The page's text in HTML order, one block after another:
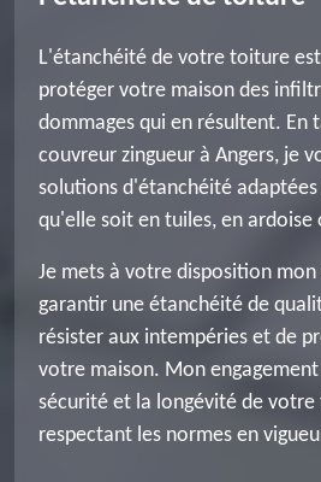
L'étanchéité de votre toiture
protéger votre maison des
dommages qui en résultent. En
couvreur zingueur à Angers, je
solutions d'étanchéité
qu'elle soit en tuiles, en ardoise
Je mets à votre disposition
garantir une étanchéité de
résister aux intempéries et de
votre maison. Mon
sécurité et la longévité de
respectant les normes en